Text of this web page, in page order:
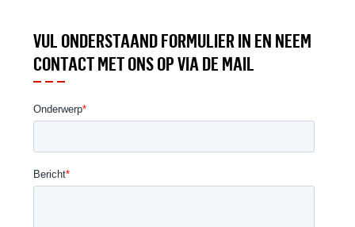
VUL ONDERSTAAND FORMULIER IN EN NEEM
CONTACT MET ONS OP VIA DE MAIL